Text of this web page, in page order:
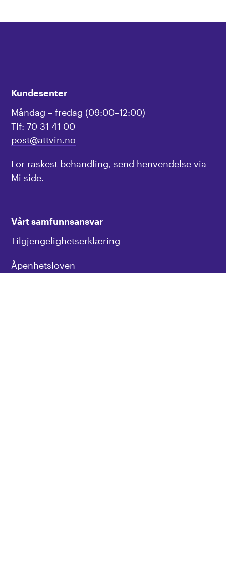
Kundesenter
Måndag – fredag (09:00–12:00)
Tlf: 70 31 41 00
post@attvin.no
For raskest behandling, send henvendelse via
Mi side.
Vårt samfunnsansvar
Tilgjengelighetserklæring
Åpenhetsloven